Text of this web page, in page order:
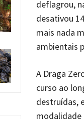
deflagrou,
desativou
mais nada
ambientais
A Draga
curso ao
destruídas,
modalidade